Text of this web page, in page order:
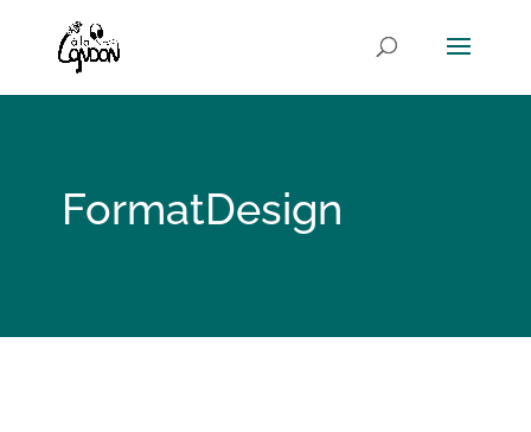
FormatDesign